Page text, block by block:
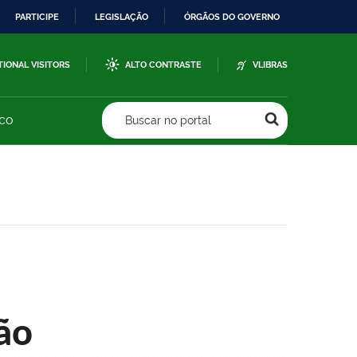
PARTICIPE LEGISLAÇÃO ÓRGÃOS DO GOVERNO
VISITORS ALTO CONTRASTE VLIBRAS
Buscar no portal